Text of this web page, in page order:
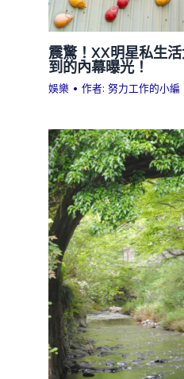
震驚！XX明星私生
到的內幕曝光！
娛樂 • 作者:努力工作的小編